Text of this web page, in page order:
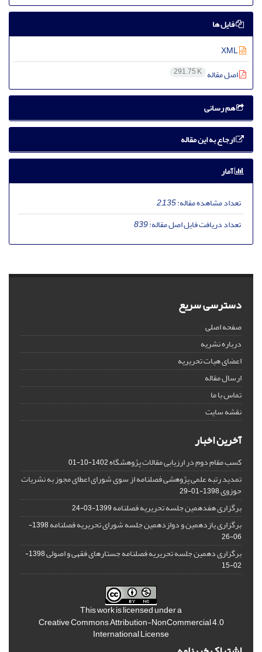
فایل ها
اصل مقاله 291.75 K
هم رسانی
ارجاع به این مقاله
آمار
تعداد مشاهده مقاله:2,135
تعداد دریافت فایل اصل مقاله:839
دسترسی سریع
صفحه اصلی
درباره نشریه
اعضای هیات تحریریه
ارسال مقاله
تماس با ما
نقشه سایت
آخرین اخبار
کسب مقام دوم در ارزیابی مقالات پژوهشگاه1402-10-01
تمدید رتبه علمی پژوهشی فصلنامه از سوی شورای اعطای مجوز به نشریات
حوزوی1398-01-29
برگزاری هفدهمین جلسه تحریریه فصلنامه1399-03-24
برگزاری یازدهمین و دوازدهمین جلسه شورای تحریریه فصلنامه
1398-
06-26
برگزاری دهمین جلسه تحریریه فصلنامه جستارهای فقهی و اصولی
1398-
02-15
This work is licensed under a
Creative Commons Attribution-NonCommercial 4.0
International License